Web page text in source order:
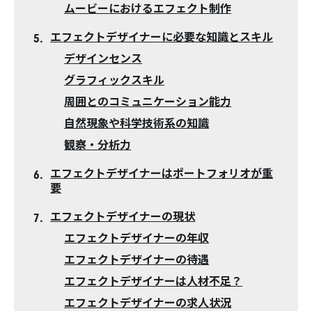
ムービーにおけるエフェクト制作
エフェクトデザイナーに必要な知識とスキル
デザインセンス
グラフィックスキル
周囲とのコミュニケーション能力
自然現象や科学技術系の知識
観察・分析力
エフェクトデザイナーはポートフォリオが重
要
エフェクトデザイナーの現状
エフェクトデザイナーの年収
エフェクトデザイナーの待遇
エフェクトデザイナーは人材不足？
エフェクトデザイナーの求人状況